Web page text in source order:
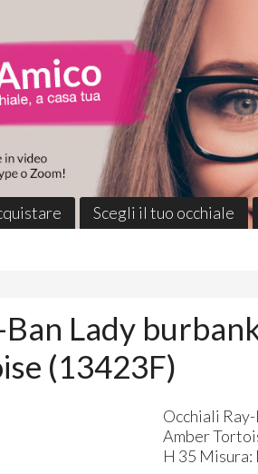
Scegli il tuo occhiale
Lady
(13423F)
Occhiali
Amber
H 35 Misura: